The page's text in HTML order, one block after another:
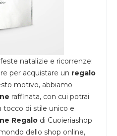
natalizie e ricorrenze:
per acquistare un regalo
motivo, abbiamo
raffinata, con cui potrai
tocco di stile unico e
Regalo di Cuoieriashop
dello shop online,